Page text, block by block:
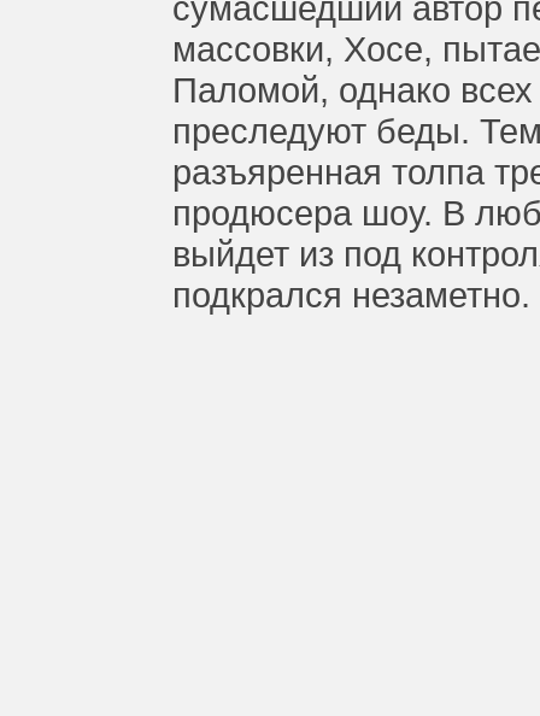
массовки, Хосе,
Паломой, однако
преследуют беды.
разъяренная толпа
продюсера шоу. В
выйдет из под
подкрался незаметно.